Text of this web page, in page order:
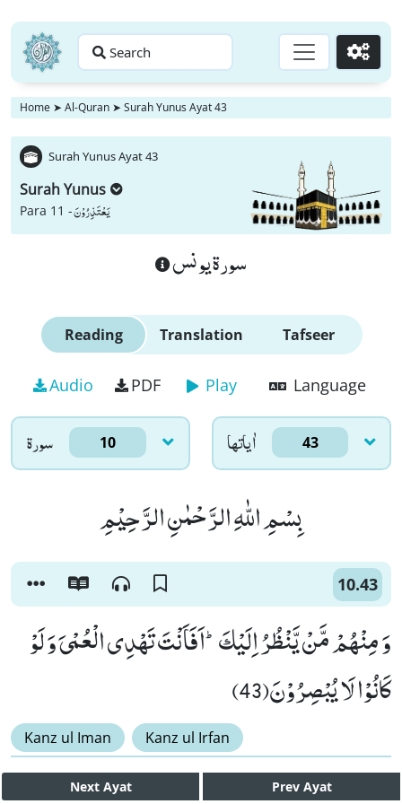
Search Go
Home ➤ Al-Quran ➤ Surah Yunus Ayat 43
Surah Yunus Ayat 43
Surah Yunus
Para 11 -یَعْتَذِرُوْنَ
سورة يونس
Reading Translation Tafseer
Audio PDF Play Language
سورۃ 10 اٰياتها 43
بِسْمِ اللّٰهِ الرَّحْمٰنِ الرَّحِیْمِ
10.43
وَ مِنْهُمْ مَّنْ یَّنْظُرُ اِلَیْكَؕ-اَفَاَنْتَ تَهْدِی الْعُمْیَ وَ لَوْ
كَانُوْا لَا یُبْصِرُوْنَ(43)
Kanz ul Iman Kanz ul Irfan
Next Ayat Prev Ayat